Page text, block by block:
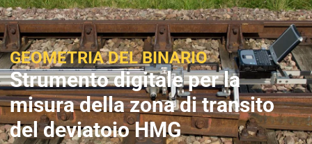
GEOMETRIA DEL BINARIO
Strumento digitale per la
misura della zona di transito
del deviatoio HMG